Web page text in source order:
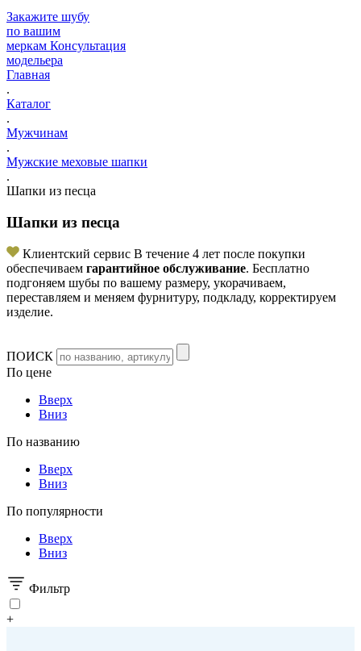
Закажите шубу
по вашим
меркам Консультация
модельера
Главная
.
Каталог
.
Мужчинам
.
Мужские меховые шапки
.
Шапки из песца
Шапки из песца
Клиентский сервис В течение 4 лет после покупки
обеспечиваем гарантийное обслуживание. Бесплатно
подгоняем шубы по вашему размеру, укорачиваем,
переставляем и меняем фурнитуру, подкладу, корректируем
изделие.
ПОИСК
По цене
Вверх
Вниз
По названию
Вверх
Вниз
По популярности
Вверх
Вниз
Фильтр
+